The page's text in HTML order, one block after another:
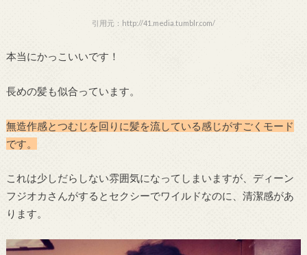
引用元：http://41.media.tumblr.com/
本当にかっこいいです！
長めの髪も似合っています。
無造作感とつむじを回りに髪を流している感じがすごくモード
です。
これは少しだらしない雰囲気になってしまいますが、ディーン
フジオカさんがするとセクシーでワイルドなのに、清潔感があ
ります。